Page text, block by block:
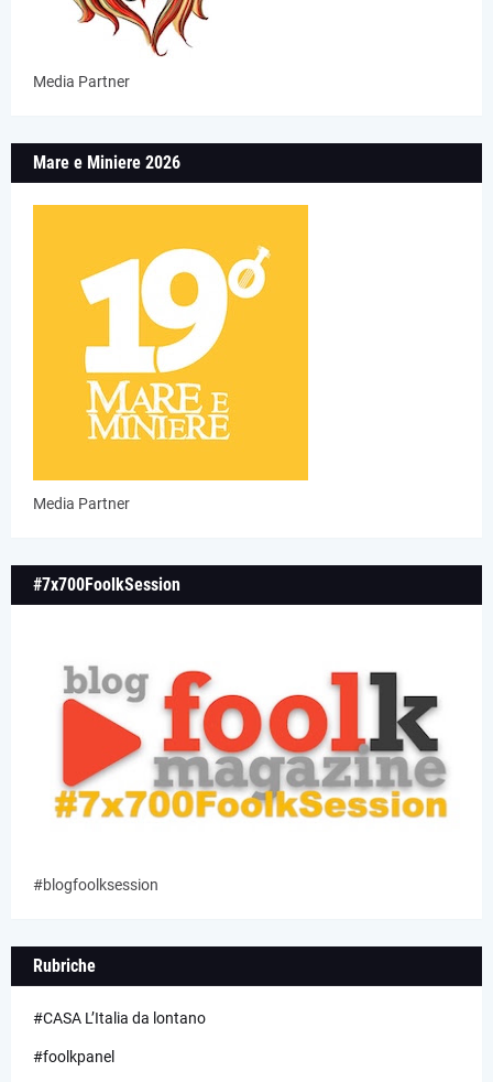
Media Partner
Mare e Miniere 2026
Media Partner
#7x700FoolkSession
#blogfoolksession
Rubriche
#CASA L’Italia da lontano
#foolkpanel